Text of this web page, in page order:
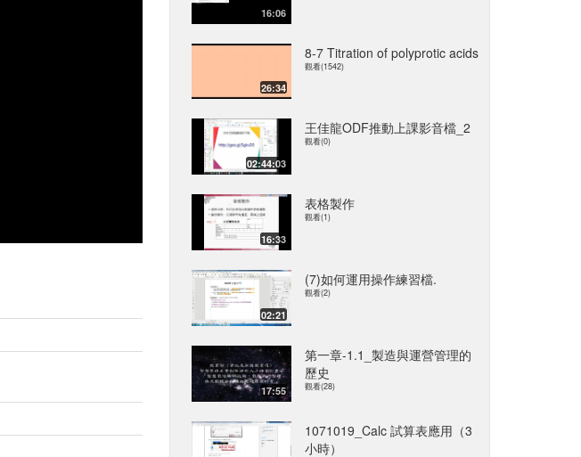
16:06
26:34
8-7 Titration of polyprotic acids
觀看(1542)
02:44:03
王佳龍ODF推動上課影音檔_2
觀看(0)
16:33
表格製作
觀看(1)
02:21
(7)如何運用操作練習檔.
觀看(2)
17:55
第一章-1.1_製造與運營管理的
歷史
觀看(28)
1071019_Calc 試算表應用（3
小時）